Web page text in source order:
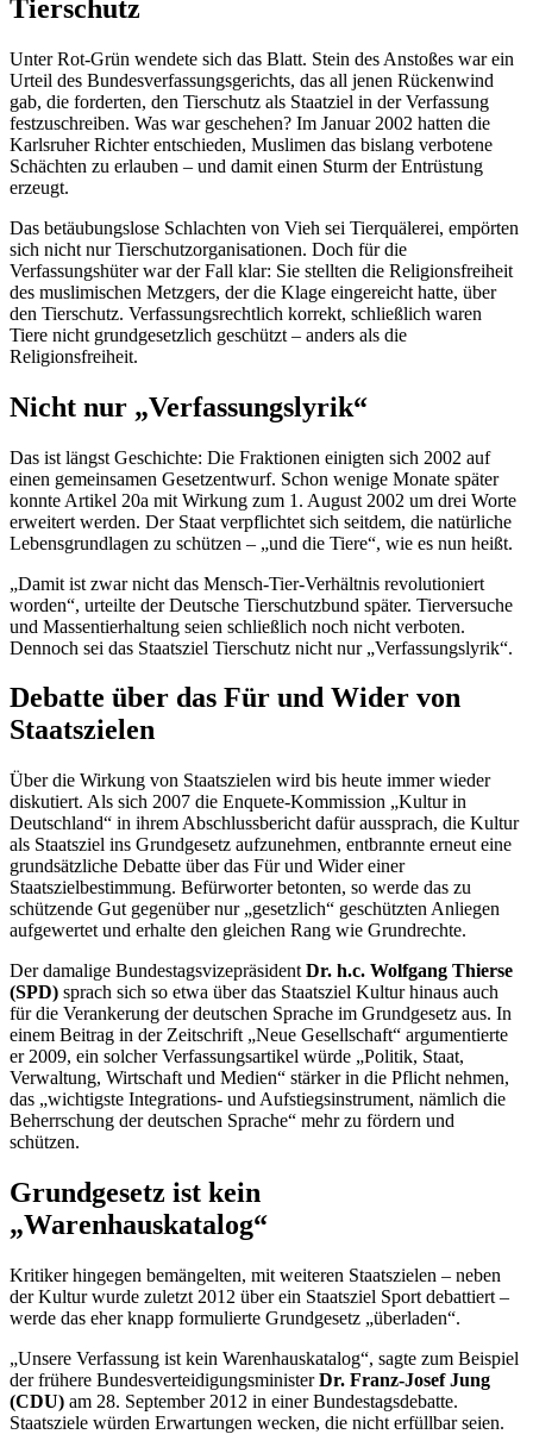
Tierschutz
Unter Rot-Grün wendete sich das Blatt. Stein des Anstoßes war ein
Urteil des Bundesverfassungsgerichts, das all jenen Rückenwind
gab, die forderten, den Tierschutz als Staatziel in der Verfassung
festzuschreiben. Was war geschehen? Im Januar 2002 hatten die
Karlsruher Richter entschieden, Muslimen das bislang verbotene
Schächten zu erlauben – und damit einen Sturm der Entrüstung
erzeugt.
Das betäubungslose Schlachten von Vieh sei Tierquälerei, empörten
sich nicht nur Tierschutzorganisationen. Doch für die
Verfassungshüter war der Fall klar: Sie stellten die Religionsfreiheit
des muslimischen Metzgers, der die Klage eingereicht hatte, über
den Tierschutz. Verfassungsrechtlich korrekt, schließlich waren
Tiere nicht grundgesetzlich geschützt – anders als die
Religionsfreiheit.
Nicht nur „Verfassungslyrik“
Das ist längst Geschichte: Die Fraktionen einigten sich 2002 auf
einen gemeinsamen Gesetzentwurf. Schon wenige Monate später
konnte Artikel 20a mit Wirkung zum 1. August 2002 um drei Worte
erweitert werden. Der Staat verpflichtet sich seitdem, die natürliche
Lebensgrundlagen zu schützen – „und die Tiere“, wie es nun heißt.
„Damit ist zwar nicht das Mensch-Tier-Verhältnis revolutioniert
worden“, urteilte der Deutsche Tierschutzbund später. Tierversuche
und Massentierhaltung seien schließlich noch nicht verboten.
Dennoch sei das Staatsziel Tierschutz nicht nur „Verfassungslyrik“.
Debatte über das Für und Wider von
Staatszielen
Über die Wirkung von Staatszielen wird bis heute immer wieder
diskutiert. Als sich 2007 die Enquete-Kommission „Kultur in
Deutschland“ in ihrem Abschlussbericht dafür aussprach, die Kultur
als Staatsziel ins Grundgesetz aufzunehmen, entbrannte erneut eine
grundsätzliche Debatte über das Für und Wider einer
Staatszielbestimmung. Befürworter betonten, so werde das zu
schützende Gut gegenüber nur „gesetzlich“ geschützten Anliegen
aufgewertet und erhalte den gleichen Rang wie Grundrechte.
Der damalige Bundestagsvizepräsident Dr. h.c. Wolfgang Thierse
(SPD) sprach sich so etwa über das Staatsziel Kultur hinaus auch
für die Verankerung der deutschen Sprache im Grundgesetz aus. In
einem Beitrag in der Zeitschrift „Neue Gesellschaft“ argumentierte
er 2009, ein solcher Verfassungsartikel würde „Politik, Staat,
Verwaltung, Wirtschaft und Medien“ stärker in die Pflicht nehmen,
das „wichtigste Integrations- und Aufstiegsinstrument, nämlich die
Beherrschung der deutschen Sprache“ mehr zu fördern und
schützen.
Grundgesetz ist kein
„Warenhauskatalog“
Kritiker hingegen bemängelten, mit weiteren Staatszielen – neben
der Kultur wurde zuletzt 2012 über ein Staatsziel Sport debattiert –
werde das eher knapp formulierte Grundgesetz „überladen“.
„Unsere Verfassung ist kein Warenhauskatalog“, sagte zum Beispiel
der frühere BundesverteidigungsministerDr. Franz-Josef Jung
(CDU) am 28. September 2012 in einer Bundestagsdebatte.
Staatsziele würden Erwartungen wecken, die nicht erfüllbar seien.